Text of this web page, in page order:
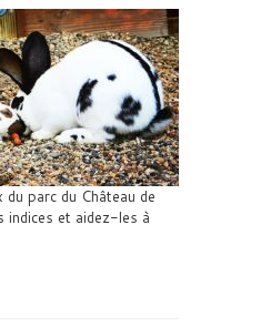
du parc du Château de
indices et aidez-les à